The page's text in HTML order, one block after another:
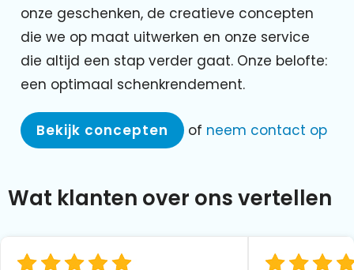
onze geschenken, de creatieve concepten
die we op maat uitwerken en onze service
die altijd een stap verder gaat. Onze belofte:
een optimaal schenkrendement.
Bekijk concepten of neem contact op
Wat klanten over ons vertellen